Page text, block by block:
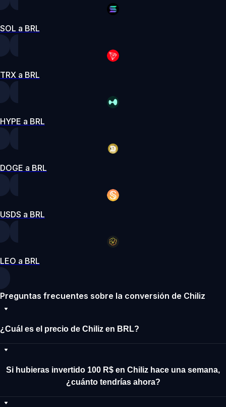
SOL a BRL
TRX a BRL
HYPE a BRL
DOGE a BRL
USDS a BRL
LEO a BRL
Preguntas frecuentes sobre la conversión de Chiliz
¿Cuál es el precio de Chiliz en BRL?
Si hubieras invertido 100 R$ en Chiliz hace una semana,
¿cuánto tendrías ahora?